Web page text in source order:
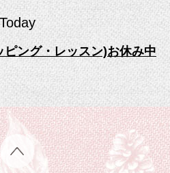
ング・レッスン)お休み中